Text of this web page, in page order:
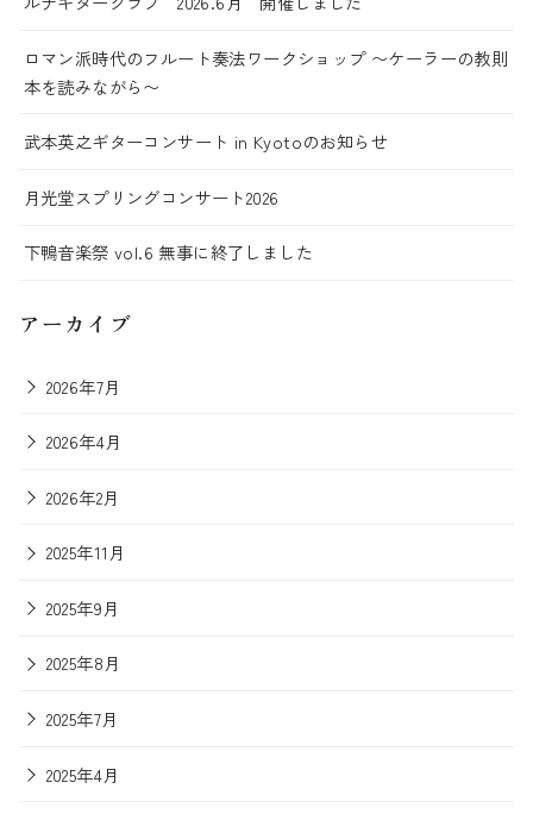
ロマン派時代のフルート奏法ワークショップ 〜ケーラーの教則
本を読みながら〜
武本英之ギターコンサート in Kyotoのお知らせ
月光堂スプリングコンサート2026
下鴨音楽祭 vol.6 無事に終了しました
アーカイブ
2026年7月
2026年4月
2026年2月
2025年11月
2025年9月
2025年8月
2025年7月
2025年4月